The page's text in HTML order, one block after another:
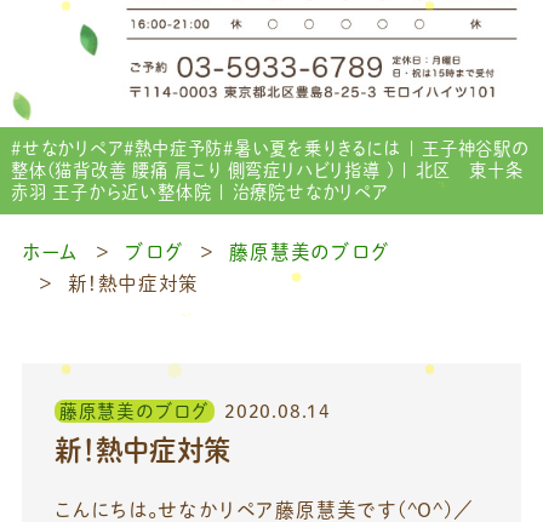
＃せなかリペア＃熱中症予防＃暑い夏を乗りきるには | 王子神谷駅の
整体(猫背改善 腰痛 肩こり 側弯症リハビリ指導 ) | 北区 東十条
赤羽 王子から近い整体院 | 治療院せなかリペア
ホーム ブログ
藤原慧美のブログ
新！熱中症対策
藤原慧美のブログ 2020.08.14
新！熱中症対策
こんにちは。せなかリペア藤原慧美です(^O^)／